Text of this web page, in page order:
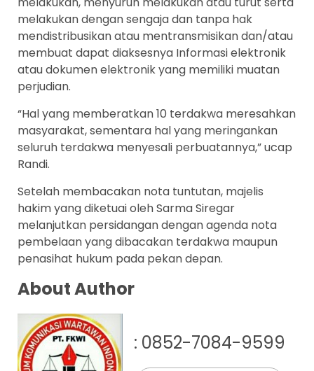
melakukan dengan sengaja dan tanpa hak
mendistribusikan atau mentransmisikan dan/atau
membuat dapat diaksesnya Informasi elektronik
atau dokumen elektronik yang memiliki muatan
perjudian.
“Hal yang memberatkan 10 terdakwa meresahkan
masyarakat, sementara hal yang meringankan
seluruh terdakwa menyesali perbuatannya,” ucap
Randi.
Setelah membacakan nota tuntutan, majelis
hakim yang diketuai oleh Sarma Siregar
melanjutkan persidangan dengan agenda nota
pembelaan yang dibacakan terdakwa maupun
penasihat hukum pada pekan depan.
About Author
: 0852-7084-9599